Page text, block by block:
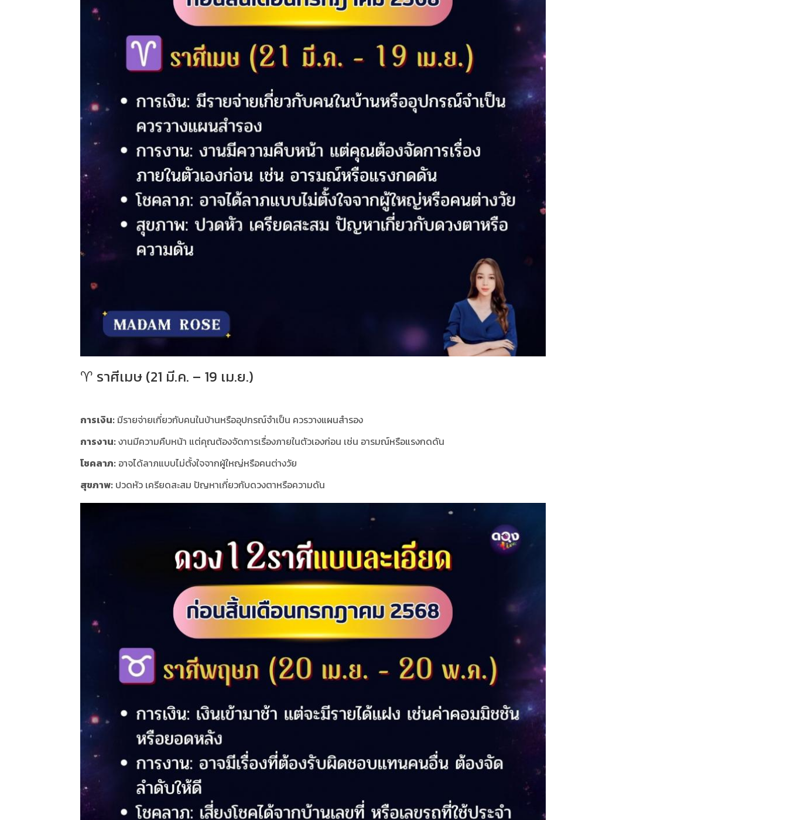
♈️ ราศีเมษ (21 มี.ค. – 19 เม.ย.)
การเงิน: มีรายจ่ายเกี่ยวกับคนในบ้านหรืออุปกรณ์จำเป็น ควรวางแผนสำรอง
การงาน:งานมีความคืบหน้า แต่คุณต้องจัดการเรื่องภายในตัวเองก่อน เช่น อารมณ์หรือแรงกดดัน
โชคลาภ: อาจได้ลาภแบบไม่ตั้งใจจากผู้ใหญ่หรือคนต่างวัย
สุขภาพ: ปวดหัว เครียดสะสม ปัญหาเกี่ยวกับดวงตาหรือความดัน